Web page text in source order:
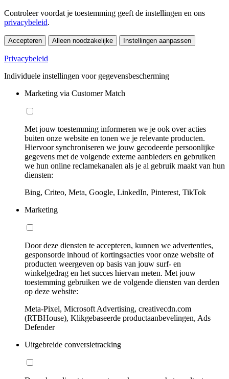
Controleer voordat je toestemming geeft de instellingen en ons
privacybeleid.
Accepteren Alleen noodzakelijke Instellingen aanpassen
Privacybeleid
Individuele instellingen voor gegevensbescherming
Marketing via Customer Match
Met jouw toestemming informeren we je ook over acties
buiten onze website en tonen we je relevante producten.
Hiervoor synchroniseren we jouw gecodeerde persoonlijke
gegevens met de volgende externe aanbieders en gebruiken
we hun online reclamekanalen als je al gebruik maakt van hun
diensten:
Bing, Criteo, Meta, Google, LinkedIn, Pinterest, TikTok
Marketing
Door deze diensten te accepteren, kunnen we advertenties,
gesponsorde inhoud of kortingsacties voor onze website of
producten weergeven op basis van jouw surf- en
winkelgedrag en het succes hiervan meten. Met jouw
toestemming gebruiken we de volgende diensten van derden
op deze website:
Meta-Pixel, Microsoft Advertising, creativecdn.com
(RTBHouse), Klikgebaseerde productaanbevelingen, Ads
Defender
Uitgebreide conversietracking